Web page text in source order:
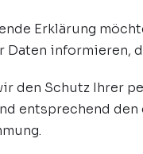
Erklärung
Daten informieren,
den Schutz Ihrer
entsprechend